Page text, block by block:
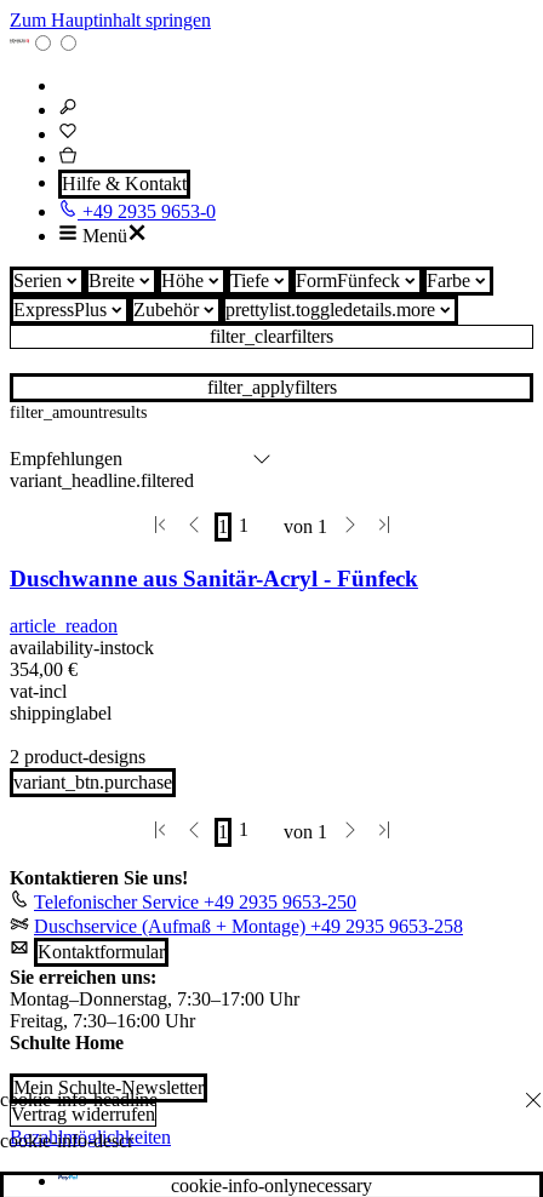
Zum Hauptinhalt springen
Hilfe & Kontakt
+49 2935 9653-0
Menü
Serien Breite Höhe Tiefe FormFünfeck
Farbe
ExpressPlus
Zubehör
prettylist.toggledetails.more
filter_clearfilters
filter_applyfilters
filter_amountresults
variant_headline.filtered
Duschwanne aus Sanitär-Acryl - Fünfeck
article_readon
availability-instock
354,00 €
vat-incl
shippinglabel
2 product-designs
variant_btn.purchase
cookie-info-descr
cookie-info-onlynecessary
Kontaktieren Sie uns!
Telefonischer Service +49 2935 9653-250
Duschservice (Aufmaß + Montage) +49 2935 9653-258
Kontaktformular
Sie erreichen uns:
Montag–Donnerstag, 7:30–17:00 Uhr
Freitag, 7:30–16:00 Uhr
Schulte Home
Mein Schulte-Newsletter
Vertrag widerrufen
Bezahlmöglichkeiten